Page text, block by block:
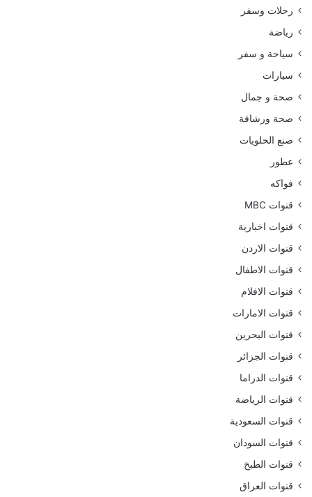
رحلات وسفر
رياضة
سياحة و سفر
سيارات
صحة و جمال
صحة ورشاقة
صنع الحلويات
عطور
فواكه
قنوات MBC
قنوات اخبارية
قنوات الاردن
قنوات الاطفال
قنوات الافلام
قنوات الامارات
قنوات البحرين
قنوات الجزائر
قنوات الدراما
قنوات الرياضة
قنوات السعودية
قنوات السودان
قنوات الطبخ
قنوات العراق